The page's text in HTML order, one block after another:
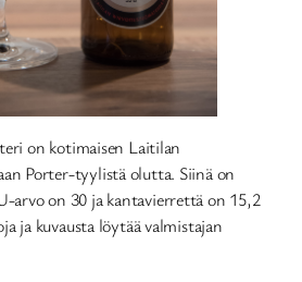
on kotimaisen Laitilan
Porter-tyylistä olutta. Siinä on
arvo on 30 ja kantavierrettä on 15,2
ja kuvausta löytää valmistajan